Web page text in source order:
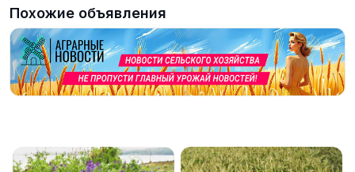
Похожие объявления